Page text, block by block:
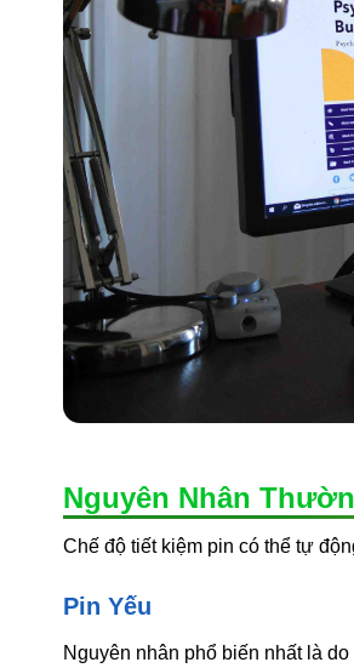
Nguyên Nhân
Chế độ tiết kiệm pin có thể tự
Pin Yếu
Nguyên nhân phổ biến nhất là